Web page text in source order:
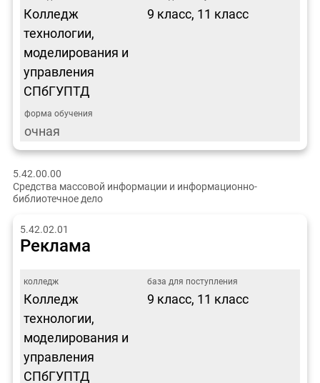
Колледж
технологии,
моделирования и
управления
СПбГУПТД
9 класс, 11 класс
очная
5.42.00.00
Средства массовой информации и информационно-
библиотечное дело
5.42.02.01
Реклама
Колледж
технологии,
моделирования и
управления
СПбГУПТД
9 класс, 11 класс